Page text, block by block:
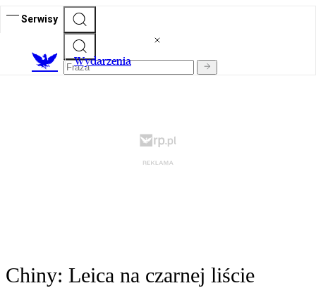
Serwisy
Wydarzenia
Chiny: Leica na czarnej liście